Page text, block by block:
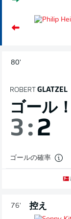
80'
ROBERT GLATZEL
ゴール！
3 : 2
ゴールの確率
76' 控え